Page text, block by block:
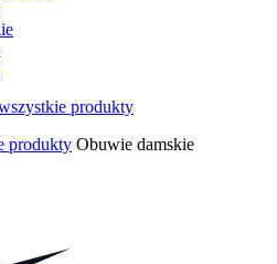
produkty Obuwie damskie